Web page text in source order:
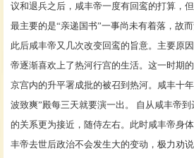
议和退兵之后，咸丰帝一度有回鸾的打算，
最主要的是“亲递国书”一事尚未有着落，故
此后咸丰帝又几次改变回鸾的旨意。主要原
帝逐渐喜欢上了热河行宫的生活。这一时期
京宫内的升平署成批的被召到 热河。咸丰十
波致爽”殿每三天就要演一出。 自从咸丰帝到
的关系更为接近，随侍左右。此时咸丰帝身
丰帝去世后政治不会发生大的变动，极力劝